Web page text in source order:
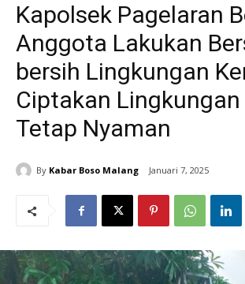
Kapolsek Pagelaran
Anggota Lakukan
bersih Lingkungan
Ciptakan Lingkungan
Tetap Nyaman
By Kabar Boso Malang Januari 7, 2025